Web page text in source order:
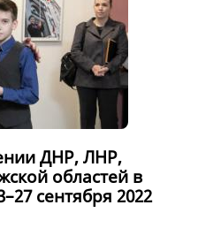
ДНР, ЛНР,
областей в
сентября 2022